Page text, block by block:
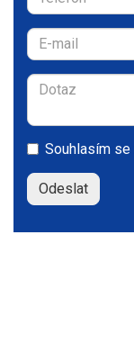
Souhlasím se